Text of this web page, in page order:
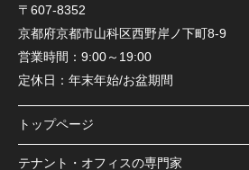
〒607-8352
京都府京都市山科区西野岸ノ下町8-9
営業時間： 9:00～19:00
定休日： 年末年始/お盆期間
トップページ
テナント・オフィスの専門家